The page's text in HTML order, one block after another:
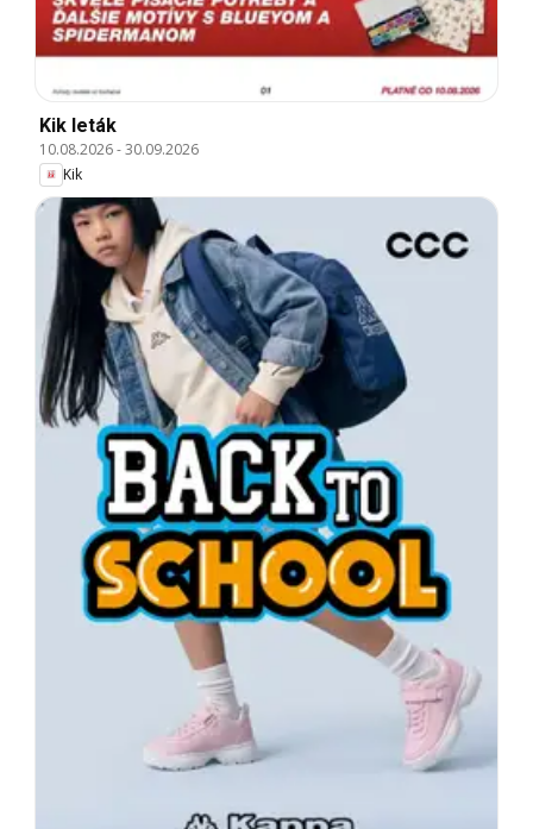
Kik leták
10.08.2026-30.09.2026
Kik